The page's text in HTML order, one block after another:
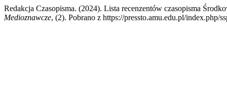
Redakcja Czasopisma. (2024). Lista recenzentów czasopisma
Medioznawcze, (2). Pobrano z https://pressto.amu.edu.pl/index.php/